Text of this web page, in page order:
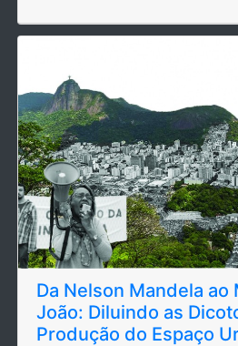
Da Nelson Mandela ao
João: Diluindo as
Produção do Espaço